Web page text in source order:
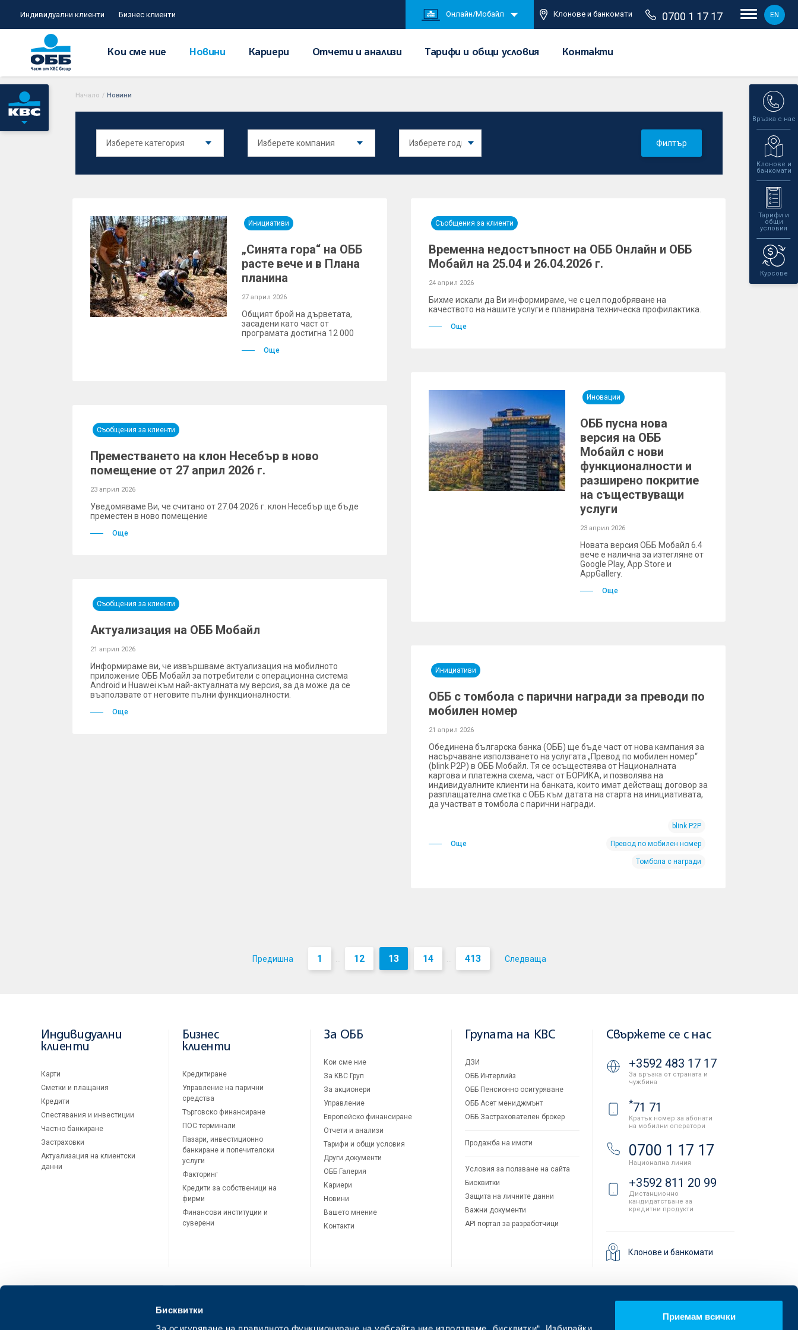
Бисквитки
Приемам всички
Индивидуални клиенти Бизнес клиенти Онлайн/Мобайл Клонове и банкомати 0700 1 17 17 EN
Кои сме ние Новини Кариери Отчети и анализи Тарифи и общи условия Контакти
Връзка с нас
Клонове и
банкомати
Тарифи и
общи
условия
Курсове
Начало / Новини
Филтър
Инициативи
„Синята гора“ на ОББ
расте вече и в Плана
планина
27 април 2026
Общият брой на дърветата,
засадени като част от
програмата достигна 12 000
Още
Съобщения за клиенти
Временна недостъпност на ОББ Онлайн и ОББ
Мобайл на 25.04 и 26.04.2026 г.
24 април 2026
Бихме искали да Ви информираме, че с цел подобряване на
качеството на нашите услуги е планирана техническа профилактика.
Още
Съобщения за клиенти
Преместването на клон Несебър в ново
помещение от 27 април 2026 г.
23 април 2026
Уведомяваме Ви, че считано от 27.04.2026 г. клон Несебър ще бъде
преместен в ново помещение
Още
Иновации
ОББ пусна нова
версия на ОББ
Мобайл с нови
функционалности и
разширено покритие
на съществуващи
услуги
23 април 2026
Новата версия ОББ Мобайл 6.4
вече е налична за изтегляне от
Google Play, App Store и
AppGallery.
Още
Съобщения за клиенти
Актуализация на ОББ Мобайл
21 април 2026
Информираме ви, че извършваме актуализация на мобилното
приложение ОББ Мобайл за потребители с операционна система
Android и Huawei към най-актуалната му версия, за да може да се
възползвате от неговите пълни функционалности.
Още
Инициативи
ОББ с томбола с парични награди за преводи по
мобилен номер
21 април 2026
Обединена българска банка (ОББ) ще бъде част от нова кампания за
насърчаване използването на услугата „Превод по мобилен номер“
(blink P2P) в ОББ Мобайл. Тя се осъществява от Националната
картова и платежна схема, част от БОРИКА, и позволява на
индивидуалните клиенти на банката, които имат действащ договор за
разплащателна сметка с ОББ към датата на старта на инициативата,
да участват в томбола с парични награди.
Още
blink P2P
Превод по мобилен номер
Томбола с награди
Предишна 1 ... 12 13 14 ... 413 Следваща
Индивидуални
клиенти
Карти
Сметки и плащания
Кредити
Спестявания и инвестиции
Частно банкиране
Застраховки
Актуализация на клиентски
данни
Бизнес
клиенти
Кредитиране
Управление на парични
средства
Търговско финансиране
ПОС терминали
Пазари, инвестиционно
банкиране и попечителски
услуги
Факторинг
Кредити за собственици на
фирми
Финансови институции и
суверени
За ОББ
Кои сме ние
За KBC Груп
За акционери
Управление
Европейско финансиране
Отчети и анализи
Тарифи и общи условия
Други документи
ОББ Галерия
Кариери
Новини
Вашето мнение
Контакти
Групата на KBC
ДЗИ
ОББ Интерлийз
ОББ Пенсионно осигуряване
ОББ Асет мениджмънт
ОББ Застрахователен брокер
Продажба на имоти
Условия за ползване на сайта
Бисквитки
Защита на личните данни
Важни документи
API портал за разработчици
Свържете се с нас
+3592 483 17 17
За връзка от страната и
чужбина
*71 71
Кратък номер за абонати
на мобилни оператори
0700 1 17 17
Национална линия
+3592 811 20 99
Дистанционно
кандидатстване за
кредитни продукти
Клонове и банкомати